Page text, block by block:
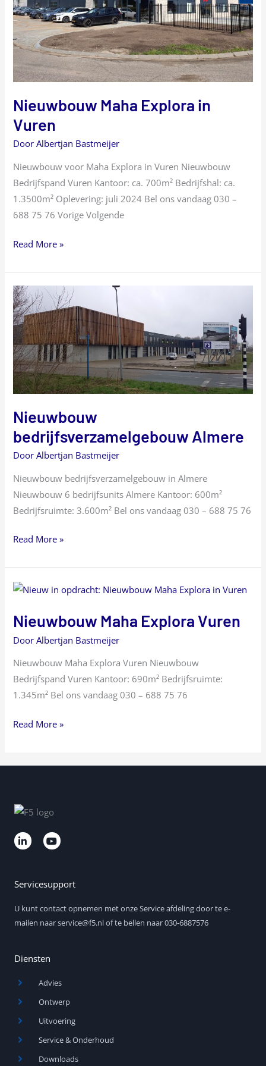
Nieuwbouw Maha Explora in
Vuren
DoorAlbertjan Bastmeijer
Nieuwbouw voor Maha Explora in Vuren Nieuwbouw
Bedrijfspand Vuren Kantoor: ca. 700m² Bedrijfshal: ca.
1.3500m² Oplevering: juli 2024 Bel ons vandaag 030 –
688 75 76 Vorige Volgende
Read More »
Nieuwbouw
bedrijfsverzamelgebouw Almere
DoorAlbertjan Bastmeijer
Nieuwbouw bedrijfsverzamelgebouw in Almere
Nieuwbouw 6 bedrijfsunits Almere Kantoor: 600m²
Bedrijfsruimte: 3.600m² Bel ons vandaag 030 – 688 75 76
Nieuwbouw
bedrijfsverzamelgebouw
Almere
Read More »
Nieuwbouw Maha Explora Vuren
DoorAlbertjan Bastmeijer
Nieuwbouw Maha Explora Vuren Nieuwbouw
Bedrijfspand Vuren Kantoor: 690m² Bedrijfsruimte:
1.345m² Bel ons vandaag 030 – 688 75 76
Nieuwbouw
Explora
Vuren
Read More »
L
i
d
n
-
i
Y
o
b
e
Servicesupport
U kunt contact opnemen met onze Service afdeling door te e-
mailen naar service@f5.nl of te bellen naar 030-6887576
Diensten
Advies
Ontwerp
Uitvoering
Service & Onderhoud
Downloads